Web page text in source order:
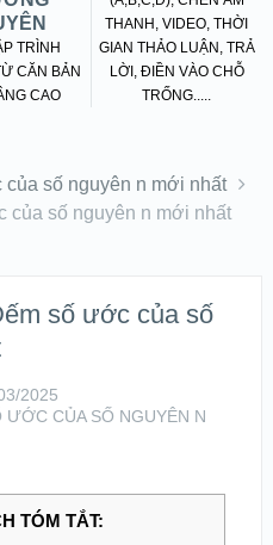
TRÌNH
CĂN BẢN
CAO
THANH, VIDEO, THỜI
GIAN THẢO LUẬN, TRẢ
LỜI, ĐIỀN VÀO CHỖ
TRỐNG.....
số nguyên n mới nhất
của số nguyên n mới nhất
số ước của số
2025
CỦA SỐ NGUYÊN N
TÓM TẮT: